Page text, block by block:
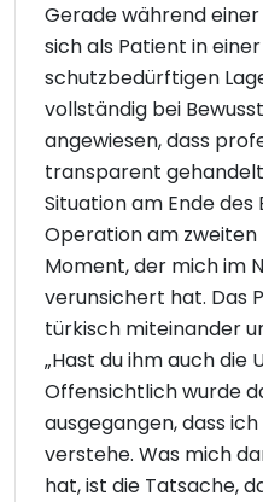
Gerade während
sich als Patient in
schutzbedürftigen
vollständig bei
angewiesen, dass
transparent
Situation am Ende des
Operation am zweiten
Moment, der mich im
verunsichert hat. Das
türkisch miteinander
„Hast du ihm auch die
Offensichtlich wurde
ausgegangen, dass
verstehe. Was mich
hat, ist die Tatsache,